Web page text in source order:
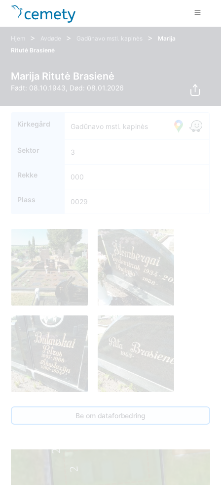
Hjem > Avdøde > Gadūnavo mstl. kapinės >
Marija
Ritutė Brasienė
Marija Ritutė Brasienė
Født: 08.10.1943, Død: 08.01.2026
Kirkegård Gadūnavo mstl. kapinės
Sektor 3
Rekke 000
Plass 0029
Be om dataforbedring
29
2